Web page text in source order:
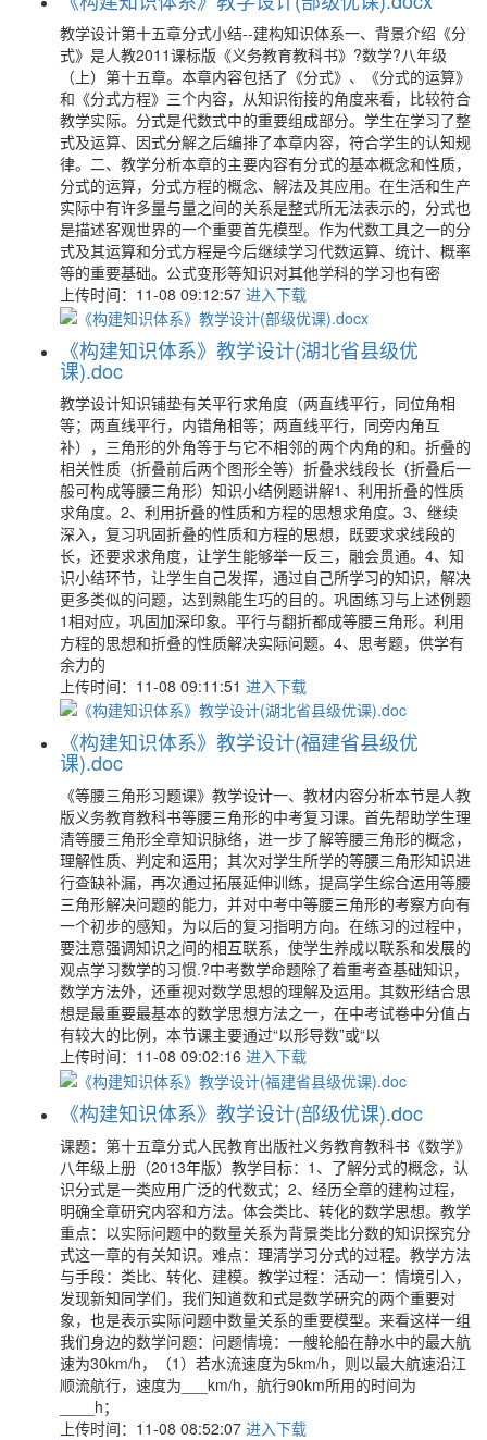
教学设计第十五章分式小结--建构知识体系一、背景介绍《分
式》是人教2011课标版《义务教育教科书》?数学?八年级
（上）第十五章。本章内容包括了《分式》、《分式的运算》
和《分式方程》三个内容，从知识衔接的角度来看，比较符合
教学实际。分式是代数式中的重要组成部分。学生在学习了整
式及运算、因式分解之后编排了本章内容，符合学生的认知规
律。二、教学分析本章的主要内容有分式的基本概念和性质，
分式的运算，分式方程的概念、解法及其应用。在生活和生产
实际中有许多量与量之间的关系是整式所无法表示的，分式也
是描述客观世界的一个重要首先模型。作为代数工具之一的分
式及其运算和分式方程是今后继续学习代数运算、统计、概率
等的重要基础。公式变形等知识对其他学科的学习也有密
上传时间：11-08 09:12:57 进入下载
《构建知识体系》教学设计(湖北省县级优
课).doc
教学设计知识铺垫有关平行求角度（两直线平行，同位角相
等；两直线平行，内错角相等；两直线平行，同旁内角互
补），三角形的外角等于与它不相邻的两个内角的和。折叠的
相关性质（折叠前后两个图形全等）折叠求线段长（折叠后一
般可构成等腰三角形）知识小结例题讲解1、利用折叠的性质
求角度。2、利用折叠的性质和方程的思想求角度。3、继续
深入，复习巩固折叠的性质和方程的思想，既要求求线段的
长，还要求求角度，让学生能够举一反三，融会贯通。4、知
识小结环节，让学生自己发挥，通过自己所学习的知识，解决
更多类似的问题，达到熟能生巧的目的。巩固练习与上述例题
1相对应，巩固加深印象。平行与翻折都成等腰三角形。利用
方程的思想和折叠的性质解决实际问题。4、思考题，供学有
余力的
上传时间：11-08 09:11:51 进入下载
《构建知识体系》教学设计(福建省县级优
课).doc
《等腰三角形习题课》教学设计一、教材内容分析本节是人教
版义务教育教科书等腰三角形的中考复习课。首先帮助学生理
清等腰三角形全章知识脉络，进一步了解等腰三角形的概念，
理解性质、判定和运用；其次对学生所学的等腰三角形知识进
行查缺补漏，再次通过拓展延伸训练，提高学生综合运用等腰
三角形解决问题的能力，并对中考中等腰三角形的考察方向有
一个初步的感知，为以后的复习指明方向。在练习的过程中，
要注意强调知识之间的相互联系，使学生养成以联系和发展的
观点学习数学的习惯.?中考数学命题除了着重考查基础知识，
数学方法外，还重视对数学思想的理解及运用。其数形结合思
想是最重要最基本的数学思想方法之一，在中考试卷中分值占
有较大的比例，本节课主要通过“以形导数”或“以
上传时间：11-08 09:02:16 进入下载
《构建知识体系》教学设计(部级优课).doc
课题：第十五章分式人民教育出版社义务教育教科书《数学》
八年级上册（2013年版）教学目标：1、了解分式的概念，认
识分式是一类应用广泛的代数式；2、经历全章的建构过程，
明确全章研究内容和方法。体会类比、转化的数学思想。教学
重点：以实际问题中的数量关系为背景类比分数的知识探究分
式这一章的有关知识。难点：理清学习分式的过程。教学方法
与手段：类比、转化、建模。教学过程：活动一：情境引入，
发现新知同学们，我们知道数和式是数学研究的两个重要对
象，也是表示实际问题中数量关系的重要模型。来看这样一组
我们身边的数学问题：问题情境：一艘轮船在静水中的最大航
速为30km/h，（1）若水流速度为5km/h，则以最大航速沿江
顺流航行，速度为___km/h，航行90km所用的时间为
____h；
上传时间：11-08 08:52:07 进入下载